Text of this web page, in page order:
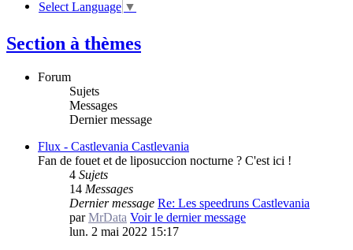
Select Language ▼
Section à thèmes
Forum
Sujets
Messages
Dernier message
Flux - Castlevania Castlevania
Fan de fouet et de liposuccion nocturne ? C'est ici !
4 Sujets
14 Messages
Dernier message Re: Les speedruns Castlevania
parMrData Voir le dernier message
lun. 2 mai 2022 15:17